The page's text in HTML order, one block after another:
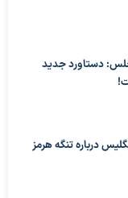
دستاورد جدید
درباره تنگه هرمز